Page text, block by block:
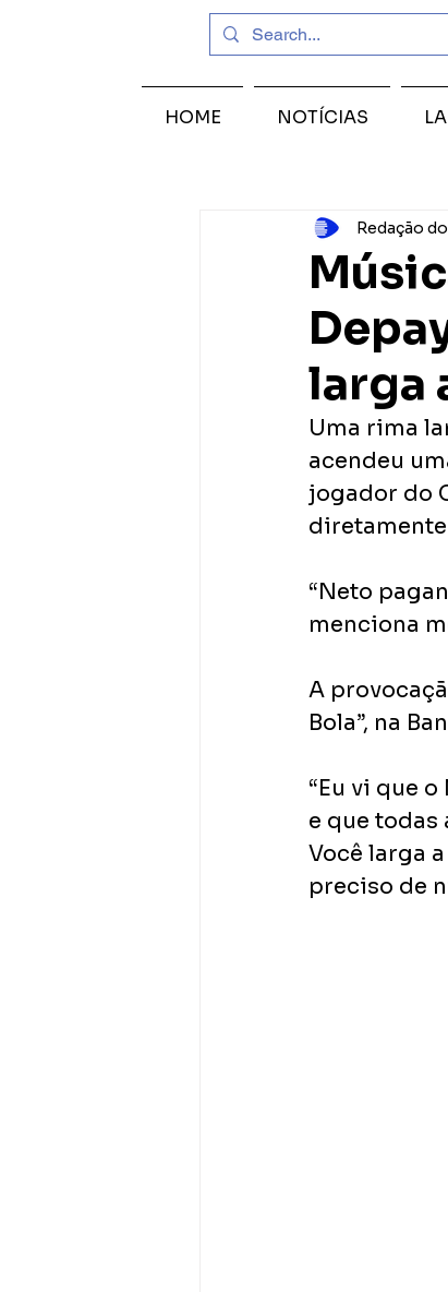
larga
Redação
Uma rima
acendeu
jogador do
“Neto
menciona
A
Bola”, na
“Eu vi que
e que todas
Você larga
preciso de
HOME NOTÍCIAS